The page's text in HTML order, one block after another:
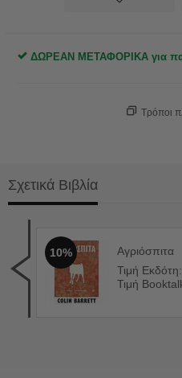
ΔΩΡΕΑΝ ΜΕΤΑΦΟΡΙΚΑ για
Τρόποι
Σχετικά Βιβλία
10%
Αγριόσπιτα
Τιμή Εκδότη:
Τιμή